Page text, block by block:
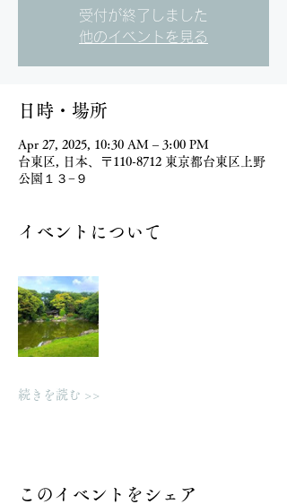
受付が終了しました
他のイベントを見る
日時・場所
Apr 27, 2025, 10:30 AM – 3:00 PM
台東区, 日本、〒110-8712 東京都台東区上野
公園１３−９
イベントについて
続きを読む >>
このイベントをシェア